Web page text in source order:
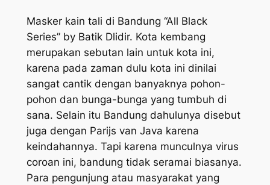
Masker kain tali di Bandung “All Black
Series” by Batik Dlidir. Kota kembang
merupakan sebutan lain untuk kota ini,
karena pada zaman dulu kota ini dinilai
sangat cantik dengan banyaknya pohon-
pohon dan bunga-bunga yang tumbuh di
sana. Selain itu Bandung dahulunya disebut
juga dengan Parijs van Java karena
keindahannya. Tapi karena munculnya virus
coroan ini, bandung tidak seramai biasanya.
Para pengunjung atau masyarakat yang